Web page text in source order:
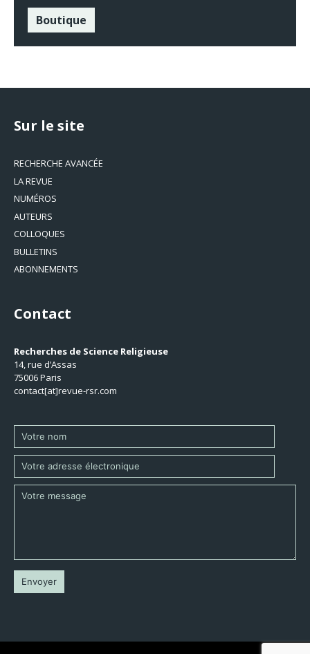
Boutique
Sur le site
RECHERCHE AVANCÉE
LA REVUE
NUMÉROS
AUTEURS
COLLOQUES
BULLETINS
ABONNEMENTS
Contact
Recherches de Science Religieuse
14, rue d’Assas
75006 Paris
contact[at]revue-rsr.com